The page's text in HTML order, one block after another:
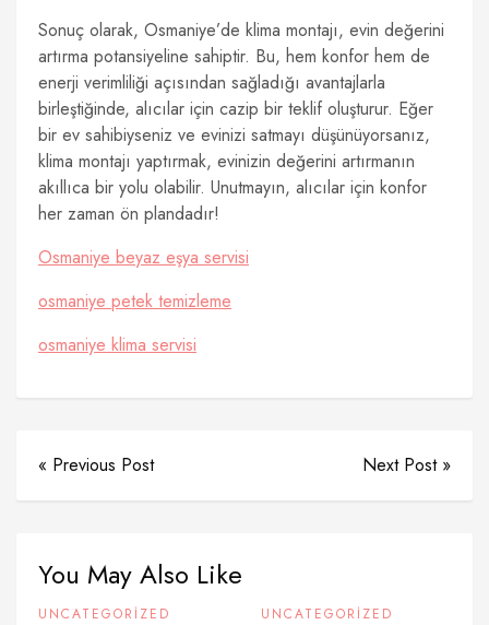
Sonuç olarak, Osmaniye’de klima montajı, evin değerini
artırma potansiyeline sahiptir. Bu, hem konfor hem de
enerji verimliliği açısından sağladığı avantajlarla
birleştiğinde, alıcılar için cazip bir teklif oluşturur. Eğer
bir ev sahibiyseniz ve evinizi satmayı düşünüyorsanız,
klima montajı yaptırmak, evinizin değerini artırmanın
akıllıca bir yolu olabilir. Unutmayın, alıcılar için konfor
her zaman ön plandadır!
Osmaniye beyaz eşya servisi
osmaniye petek temizleme
osmaniye klima servisi
« Previous Post Next Post »
You May Also Like
UNCATEGORIZED UNCATEGORIZED